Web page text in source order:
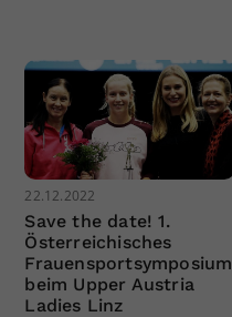
22.12.2022
Save the date! 1.
Österreichisches
Frauensportsymposium
beim Upper Austria
Ladies Linz